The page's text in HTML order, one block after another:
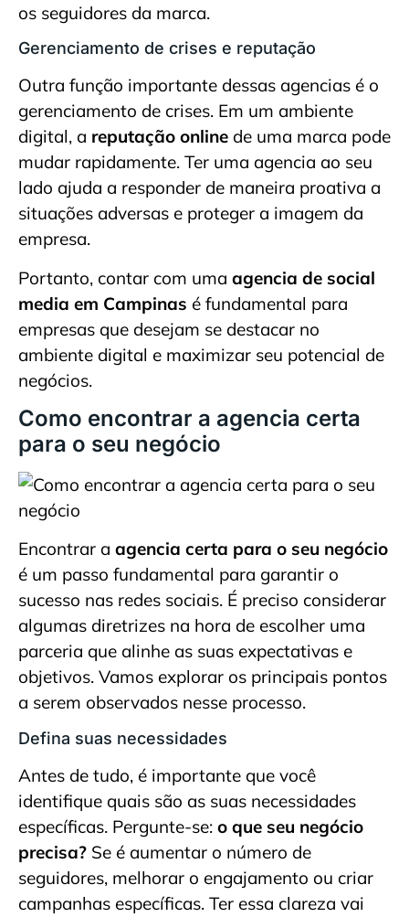
os seguidores da marca.
Gerenciamento de crises e reputação
Outra função importante dessas agencias é o
gerenciamento de crises. Em um ambiente
digital, a reputação online de uma marca pode
mudar rapidamente. Ter uma agencia ao seu
lado ajuda a responder de maneira proativa a
situações adversas e proteger a imagem da
empresa.
Portanto, contar com uma agencia de social
media em Campinas é fundamental para
empresas que desejam se destacar no
ambiente digital e maximizar seu potencial de
negócios.
Como encontrar a agencia certa
para o seu negócio
Encontrar a agencia certa para o seu negócio
é um passo fundamental para garantir o
sucesso nas redes sociais. É preciso considerar
algumas diretrizes na hora de escolher uma
parceria que alinhe as suas expectativas e
objetivos. Vamos explorar os principais pontos
a serem observados nesse processo.
Defina suas necessidades
Antes de tudo, é importante que você
identifique quais são as suas necessidades
específicas. Pergunte-se: o que seu negócio
precisa? Se é aumentar o número de
seguidores, melhorar o engajamento ou criar
campanhas específicas. Ter essa clareza vai